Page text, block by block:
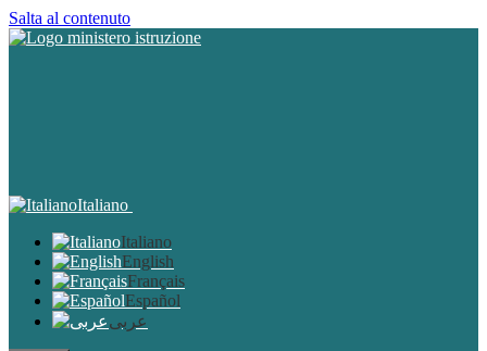
Salta al contenuto
Italiano
Italiano
English
Français
Español
عربى